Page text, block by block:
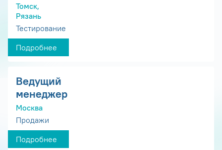
Томск,
Рязань
Тестирование
Подробнее
Ведущий
менеджер
Москва
Продажи
Подробнее